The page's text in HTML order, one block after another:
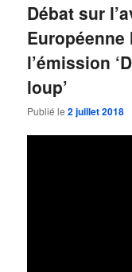
Débat sur
Européenne
l’émission
loup’
Publié le2 juillet 2018